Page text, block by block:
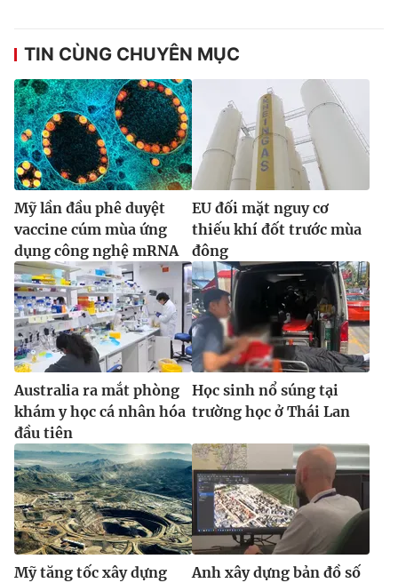
TIN CÙNG CHUYÊN MỤC
Mỹ lần đầu phê duyệt
vaccine cúm mùa ứng
dụng công nghệ mRNA
EU đối mặt nguy cơ
thiếu khí đốt trước mùa
đông
Australia ra mắt phòng
khám y học cá nhân hóa
đầu tiên
Học sinh nổ súng tại
trường học ở Thái Lan
Mỹ tăng tốc xây dựng
Anh xây dựng bản đồ số